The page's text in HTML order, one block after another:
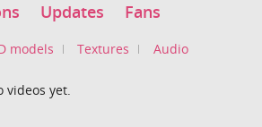
Updates Fans
models Textures Audio
videos yet.